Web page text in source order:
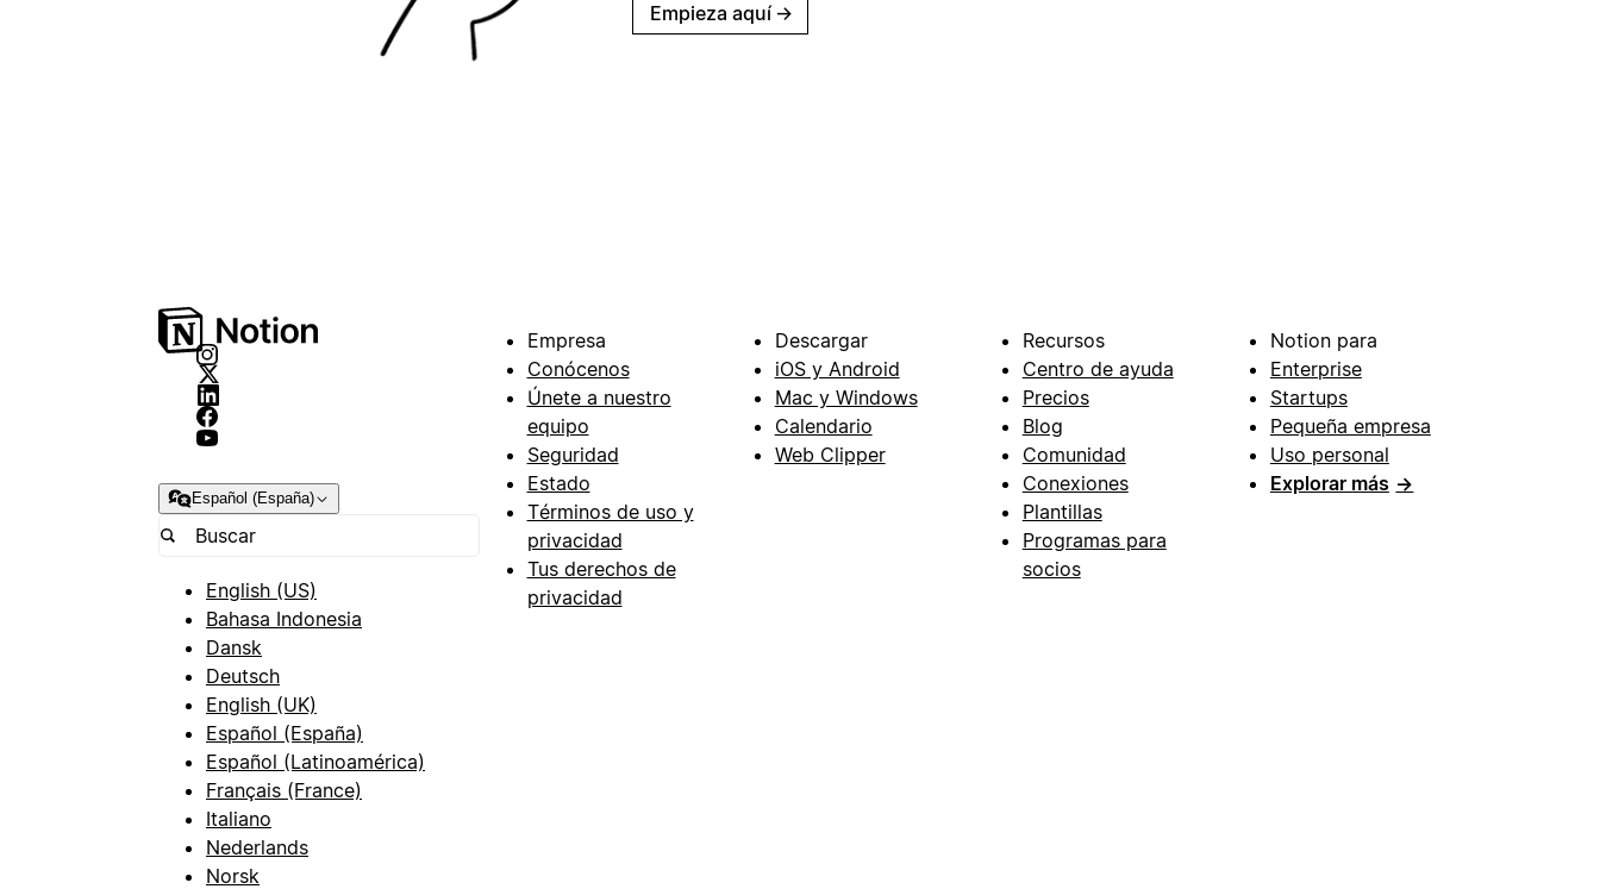
Empieza aquí →
Español (España)
English (US)
Bahasa Indonesia
Dansk
Deutsch
English (UK)
Español (España)
Español (Latinoamérica)
Français (France)
Italiano
Nederlands
Norsk
Empresa
Conócenos
Únete a nuestro
equipo
Seguridad
Estado
Términos de uso y
privacidad
Tus derechos de
privacidad
Descargar
iOS y Android
Mac y Windows
Calendario
Web Clipper
Recursos
Centro de ayuda
Precios
Blog
Comunidad
Conexiones
Plantillas
Programas para
socios
Notion para
Enterprise
Startups
Pequeña empresa
Uso personal
Explorar más →